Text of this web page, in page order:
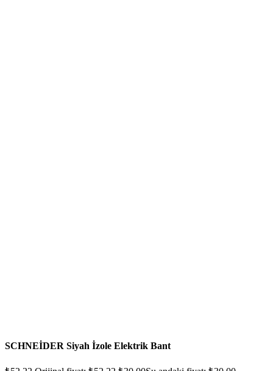
SCHNEİDER Siyah İzole Elektrik Bant